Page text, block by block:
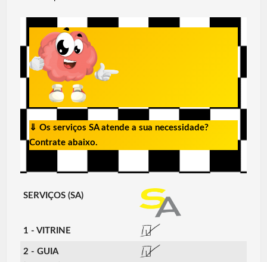
⇓ Os serviços SA atende a sua necessidade?
Contrate abaixo.
SERVIÇOS (SA)
1 - VITRINE
2 - GUIA